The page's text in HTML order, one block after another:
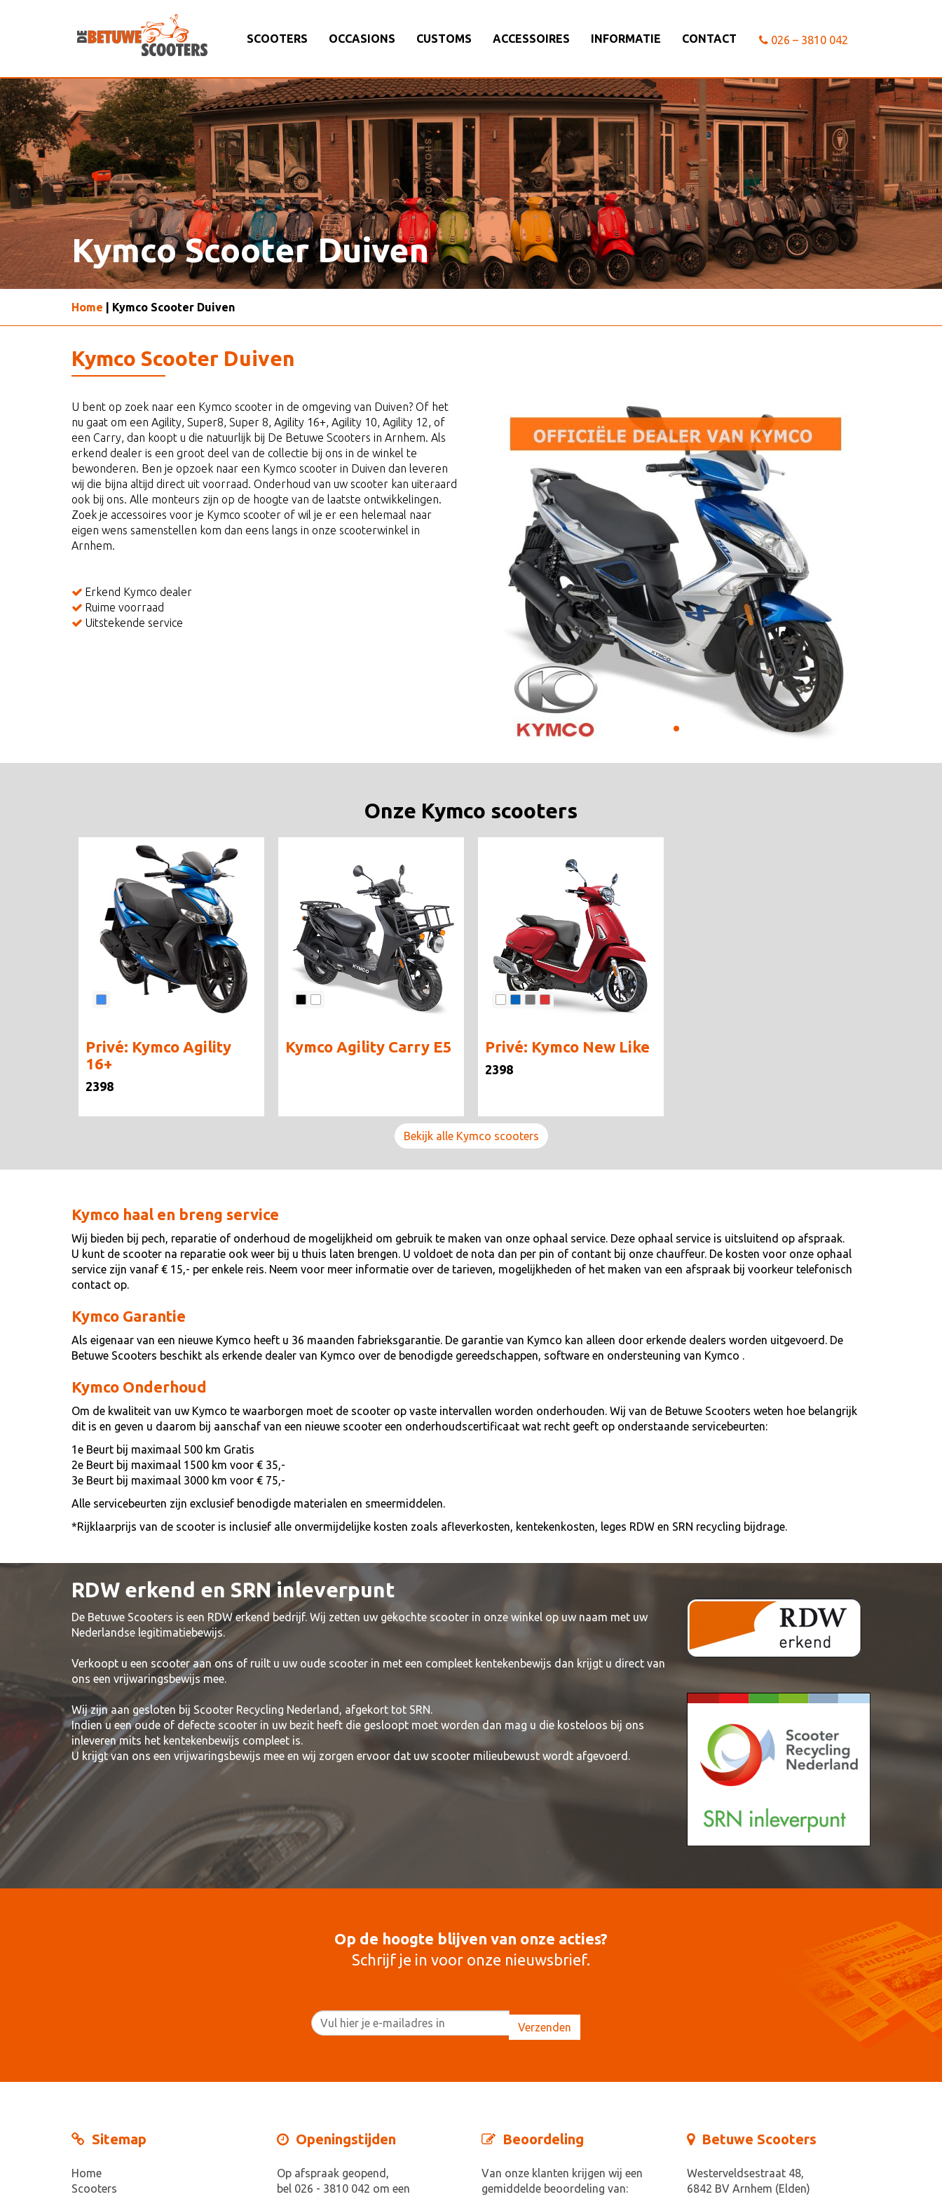
SCOOTERS OCCASIONS CUSTOMS ACCESSOIRES INFORMATIE CONTACT 026 – 3810 042
Kymco Scooter Duiven
Home | Kymco Scooter Duiven
Kymco Scooter Duiven
U bent op zoek naar een Kymco scooter in de omgeving van Duiven? Of het
nu gaat om een Agility, Super8, Super 8, Agility 16+, Agility 10, Agility 12, of
een Carry, dan koopt u die natuurlijk bij De Betuwe Scooters in Arnhem. Als
erkend dealer is een groot deel van de collectie bij ons in de winkel te
bewonderen. Ben je opzoek naar een Kymco scooter in Duiven dan leveren
wij die bijna altijd direct uit voorraad. Onderhoud van uw scooter kan uiteraard
ook bij ons. Alle monteurs zijn op de hoogte van de laatste ontwikkelingen.
Zoek je accessoires voor je Kymco scooter of wil je er een helemaal naar
eigen wens samenstellen kom dan eens langs in onze scooterwinkel in
Arnhem.
Erkend Kymco dealer
Ruime voorraad
Uitstekende service
Onze Kymco scooters
Privé: Kymco Agility
16+
2398
Kymco Agility Carry E5 Privé: Kymco New Like
2398
Bekijk alle Kymco scooters
Kymco haal en breng service
Wij bieden bij pech, reparatie of onderhoud de mogelijkheid om gebruik te maken van onze ophaal service. Deze ophaal service is uitsluitend op afspraak.
U kunt de scooter na reparatie ook weer bij u thuis laten brengen. U voldoet de nota dan per pin of contant bij onze chauffeur. De kosten voor onze ophaal
service zijn vanaf € 15,- per enkele reis. Neem voor meer informatie over de tarieven, mogelijkheden of het maken van een afspraak bij voorkeur telefonisch
contact op.
Kymco Garantie
Als eigenaar van een nieuwe Kymco heeft u 36 maanden fabrieksgarantie. De garantie van Kymco kan alleen door erkende dealers worden uitgevoerd. De
Betuwe Scooters beschikt als erkende dealer van Kymco over de benodigde gereedschappen, software en ondersteuning van Kymco .
Kymco Onderhoud
Om de kwaliteit van uw Kymco te waarborgen moet de scooter op vaste intervallen worden onderhouden. Wij van de Betuwe Scooters weten hoe belangrijk
dit is en geven u daarom bij aanschaf van een nieuwe scooter een onderhoudscertificaat wat recht geeft op onderstaande servicebeurten:
1e Beurt bij maximaal 500 km Gratis
2e Beurt bij maximaal 1500 km voor € 35,-
3e Beurt bij maximaal 3000 km voor € 75,-
Alle servicebeurten zijn exclusief benodigde materialen en smeermiddelen.
*Rijklaarprijs van de scooter is inclusief alle onvermijdelijke kosten zoals afleverkosten, kentekenkosten, leges RDW en SRN recycling bijdrage.
RDW erkend en SRN inleverpunt
De Betuwe Scooters is een RDW erkend bedrijf. Wij zetten uw gekochte scooter in onze winkel op uw naam met uw
Nederlandse legitimatiebewijs.
Verkoopt u een scooter aan ons of ruilt u uw oude scooter in met een compleet kentekenbewijs dan krijgt u direct van
ons een vrijwaringsbewijs mee.
Wij zijn aan gesloten bij Scooter Recycling Nederland, afgekort tot SRN.
Indien u een oude of defecte scooter in uw bezit heeft die gesloopt moet worden dan mag u die kosteloos bij ons
inleveren mits het kentekenbewijs compleet is.
U krijgt van ons een vrijwaringsbewijs mee en wij zorgen ervoor dat uw scooter milieubewust wordt afgevoerd.
Op de hoogte blijven van onze acties?
Schrijf je in voor onze nieuwsbrief.
Sitemap
Home
Scooters
Openingstijden
Op afspraak geopend,
bel 026 - 3810 042 om een
Beoordeling
Van onze klanten krijgen wij een
gemiddelde beoordeling van:
Betuwe Scooters
Westerveldsestraat 48,
6842 BV Arnhem (Elden)